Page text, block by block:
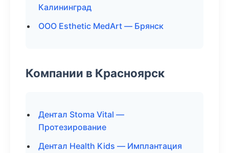
Калининград
ООО Esthetic MedArt — Брянск
Компании в Красноярск
Дентал Stoma Vital —
Протезирование
Дентал Health Kids — Имплантация